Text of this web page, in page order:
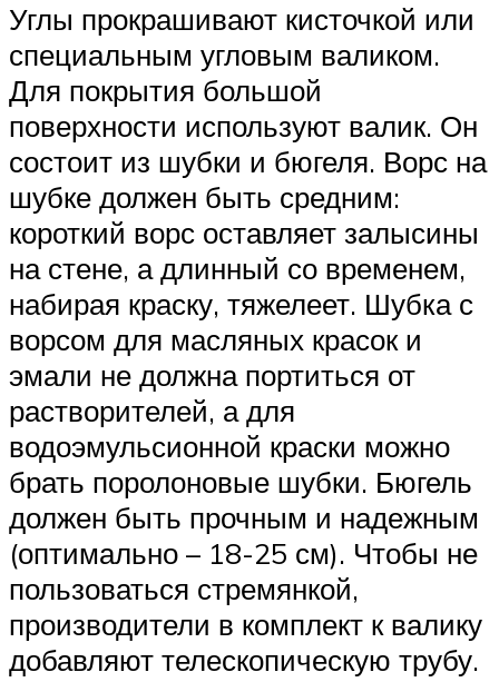
Углы прокрашивают кисточкой или
специальным угловым валиком.
Для покрытия большой
поверхности используют валик. Он
состоит из шубки и бюгеля. Ворс на
шубке должен быть средним:
короткий ворс оставляет залысины
на стене, а длинный со временем,
набирая краску, тяжелеет. Шубка с
ворсом для масляных красок и
эмали не должна портиться от
растворителей, а для
водоэмульсионной краски можно
брать поролоновые шубки. Бюгель
должен быть прочным и надежным
(оптимально – 18-25 см). Чтобы не
пользоваться стремянкой,
производители в комплект к валику
добавляют телескопическую трубу.